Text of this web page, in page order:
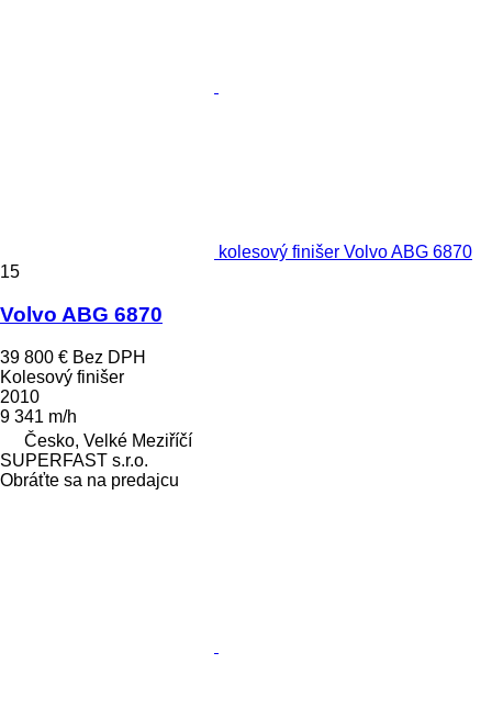
kolesový finišer Volvo ABG 6870
15
Volvo ABG 6870
39 800 € Bez DPH
Kolesový finišer
2010
9 341 m/h
Česko, Velké Meziříčí
SUPERFAST s.r.o.
Obráťte sa na predajcu